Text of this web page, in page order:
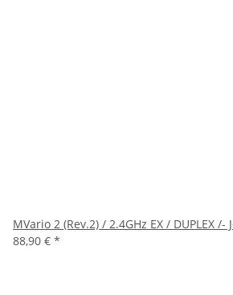
MVario 2 (Rev.2) / 2.4GHz EX / DUPLEX /-
88,90 € *